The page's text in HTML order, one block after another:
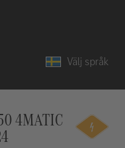
Välj språk
4MATIC